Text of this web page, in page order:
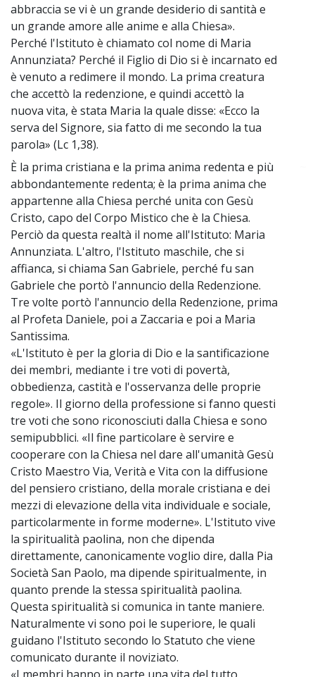
abbraccia se vi è un grande desiderio di santità e
un grande amore alle anime e alla Chiesa».
Perché l'Istituto è chiamato col nome di Maria
Annunziata? Perché il Figlio di Dio si è incarnato ed
è venuto a redimere il mondo. La prima creatura
che accettò la redenzione, e quindi accettò la
nuova vita, è stata Maria la quale disse: «Ecco la
serva del Signore, sia fatto di me secondo la tua
parola» (Lc 1,38).
È la prima cristiana e la prima anima redenta e più
abbondantemente redenta; è la prima anima che
appartenne alla Chiesa perché unita con Gesù
Cristo, capo del Corpo Mistico che è la Chiesa.
Perciò da questa realtà il nome all'Istituto: Maria
Annunziata. L'altro, l'Istituto maschile, che si
affianca, si chiama San Gabriele, perché fu san
Gabriele che portò l'annuncio della Redenzione.
Tre volte portò l'annuncio della Redenzione, prima
al Profeta Daniele, poi a Zaccaria e poi a Maria
Santissima.
«L'Istituto è per la gloria di Dio e la santificazione
dei membri, mediante i tre voti di povertà,
obbedienza, castità e l'osservanza delle proprie
regole». Il giorno della professione si fanno questi
tre voti che sono riconosciuti dalla Chiesa e sono
semipubblici. «Il fine particolare è servire e
cooperare con la Chiesa nel dare all'umanità Gesù
Cristo Maestro Via, Verità e Vita con la diffusione
del pensiero cristiano, della morale cristiana e dei
mezzi di elevazione della vita individuale e sociale,
particolarmente in forme moderne». L'Istituto vive
la spiritualità paolina, non che dipenda
direttamente, canonicamente voglio dire, dalla Pia
Società San Paolo, ma dipende spiritualmente, in
quanto prende la stessa spiritualità paolina.
Questa spiritualità si comunica in tante maniere.
Naturalmente vi sono poi le superiore, le quali
guidano l'Istituto secondo lo Statuto che viene
comunicato durante il noviziato.